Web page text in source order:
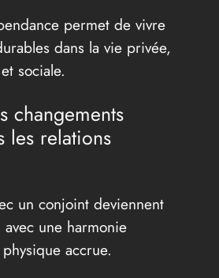
permet de vivre
dans la vie privée,
sociale.
changements
les relations
un conjoint deviennent
une harmonie
accrue.